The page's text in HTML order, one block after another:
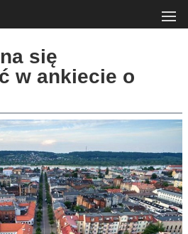
się
w ankiecie o